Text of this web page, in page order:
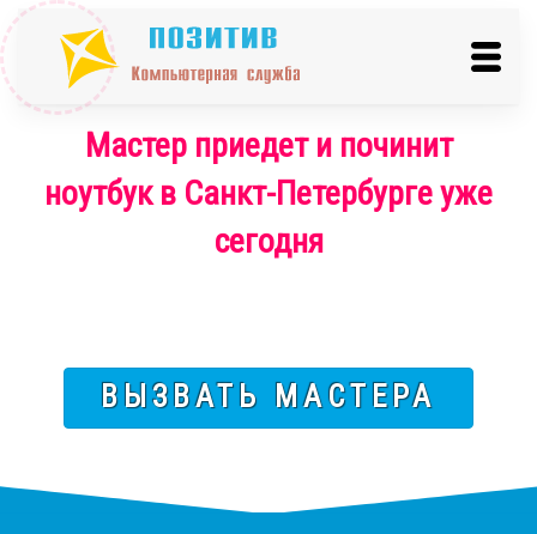
Мастер приедет и починит
ноутбук в Санкт-Петербурге уже
сегодня
ВЫЗВАТЬ МАСТЕРА